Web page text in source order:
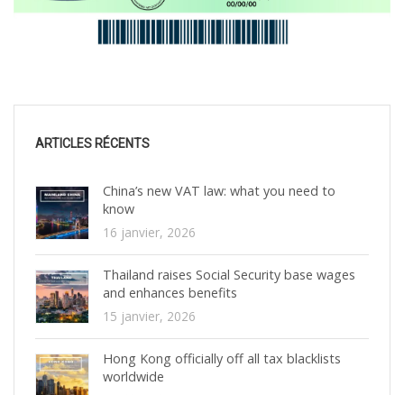
ARTICLES RÉCENTS
China’s new VAT law: what you need to
know
16 janvier, 2026
Thailand raises Social Security base wages
and enhances benefits
15 janvier, 2026
Hong Kong officially off all tax blacklists
worldwide